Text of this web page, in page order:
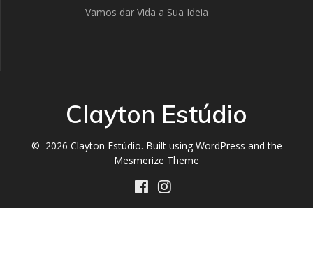
Vamos dar Vida a Sua Ideia
Clayton Estúdio
© 2026 Clayton Estúdio. Built using WordPress and the
Mesmerize Theme